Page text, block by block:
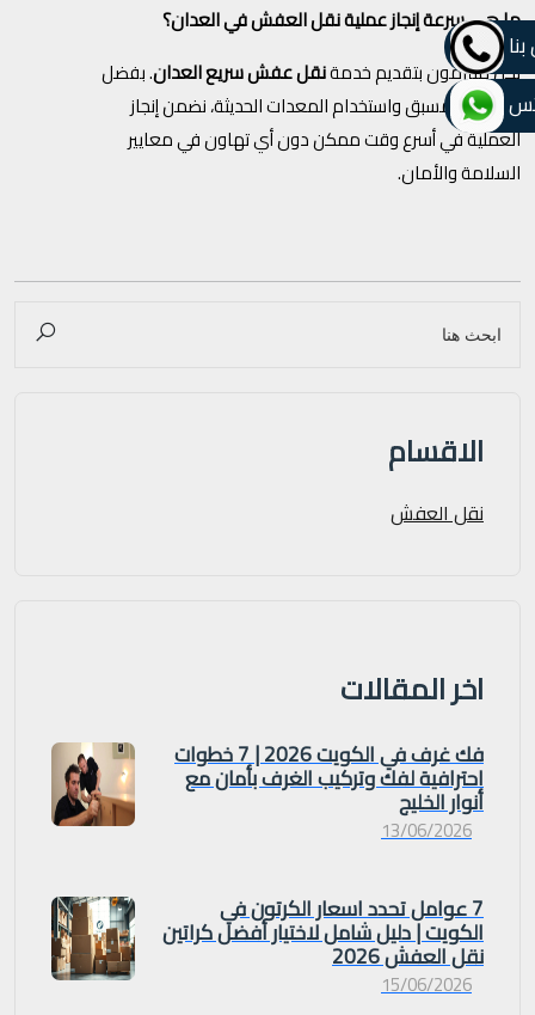
ما هي سرعة إنجاز عملية نقل العفش في العدان؟
نحن ملتزمون بتقديم خدمةنقل عفش سريع العدان. بفضل
التخطيط المسبق واستخدام المعدات الحديثة، نضمن إنجاز
العملية في أسرع وقت ممكن دون أي تهاون في معايير
السلامة والأمان.
الاقسام
نقل العفش
اخر المقالات
فك غرف في الكويت 2026 | 7 خطوات
احترافية لفك وتركيب الغرف بأمان مع
أنوار الخليج
13/06/2026
7 عوامل تحدد اسعار الكرتون في
الكويت | دليل شامل لاختيار أفضل كراتين
نقل العفش 2026
15/06/2026